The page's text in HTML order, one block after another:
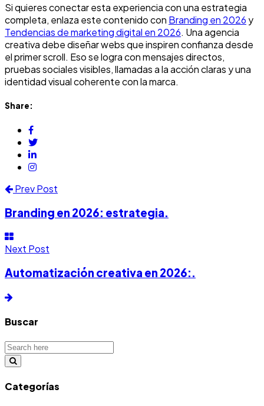
Si quieres conectar esta experiencia con una estrategia
completa, enlaza este contenido con Branding en 2026 y
Tendencias de marketing digital en 2026. Una agencia
creativa debe diseñar webs que inspiren confianza desde
el primer scroll. Eso se logra con mensajes directos,
pruebas sociales visibles, llamadas a la acción claras y una
identidad visual coherente con la marca.
Share:
Prev Post
Branding en 2026: estrategia.
Next Post
Automatización creativa en 2026:.
Buscar
Categorías